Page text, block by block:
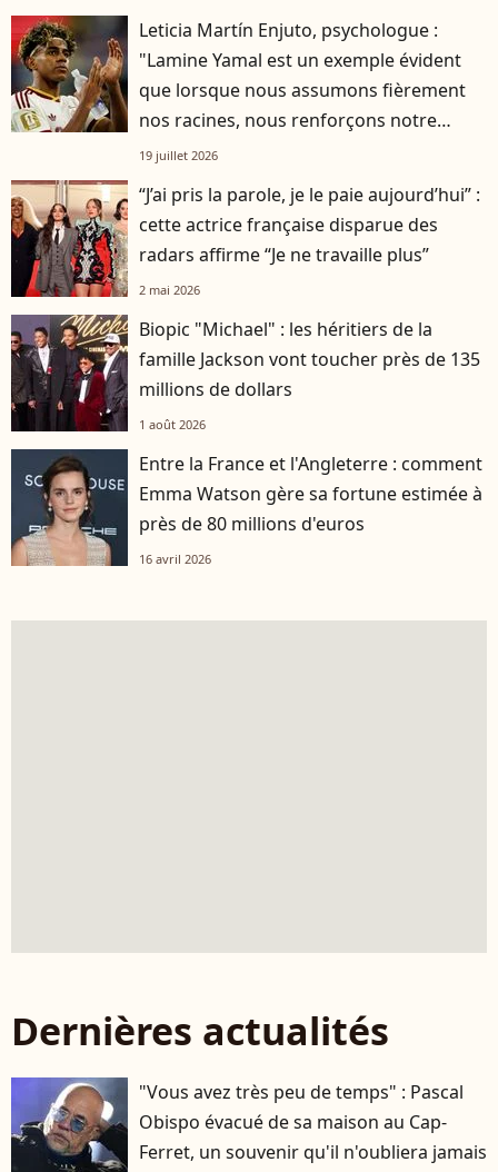
Leticia Martín Enjuto, psychologue :
"Lamine Yamal est un exemple évident
que lorsque nous assumons fièrement
nos racines, nous renforçons notre
identité"
19 juillet 2026
“J’ai pris la parole, je le paie aujourd’hui” :
cette actrice française disparue des
radars affirme “Je ne travaille plus”
2 mai 2026
Biopic "Michael" : les héritiers de la
famille Jackson vont toucher près de 135
millions de dollars
1 août 2026
Entre la France et l'Angleterre : comment
Emma Watson gère sa fortune estimée à
près de 80 millions d'euros
16 avril 2026
Dernières actualités
"Vous avez très peu de temps" : Pascal
Obispo évacué de sa maison au Cap-
Ferret, un souvenir qu'il n'oubliera jamais